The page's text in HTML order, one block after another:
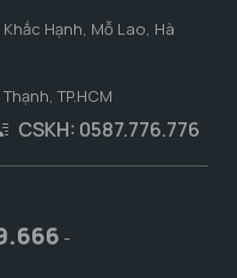
Hạnh, Mỗ Lao, Hà
TP.HCM
CSKH: 0587.776.776
-